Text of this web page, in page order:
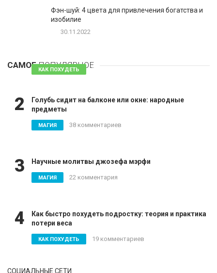
Фэн-шуй: 4 цвета для привлечения богатства и
изобилие
30.11.2022
САМОЕПОПУЛЯРНОЕ
КАК ПОХУДЕТЬ 81 комментарий
2
Голубь сидит на балконе или окне: народные
предметы
МАГИЯ 38 комментариев
3 Научные молитвы джозефа мэрфи
МАГИЯ 22 комментария
4
Как быстро похудеть подростку: теория и практика
потери веса
КАК ПОХУДЕТЬ 19 комментариев
СОЦИАЛЬНЫЕ СЕТИ